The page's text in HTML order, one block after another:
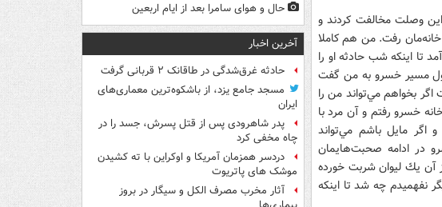
اين وصلت مخالفت كردند و
رفت. من هم كاملا
تا اينكه شب حادثه او را
مسير خسرو به من گفت
بخواهم مي‌تواند من را
خسرو رفتم و آن مرد با
مايل باشم مي‌تواند
در ادامه صحبت‌هايمان
آن يك ليوان شربت خورده
نفهميدم چه شد تا اينكه
حال و هوای سامرا بعد از ایام اربعین
آخرین اخبار
حادثه غرق‌شدگی در طاقانک ۲ قربانی گرفت
مسجد جامع یزد، از باشکوه‌ترین معماری‌های
ایران
پدر شاهرودی پس از قتل پسرش، جسد را در
چاه مخفی کرد
دردسر همزمان آمریکا و اوکراین با ته کشیدن
موشک های پاتریوت
آثار مخرب مصرف الکل و سیگار در بروز